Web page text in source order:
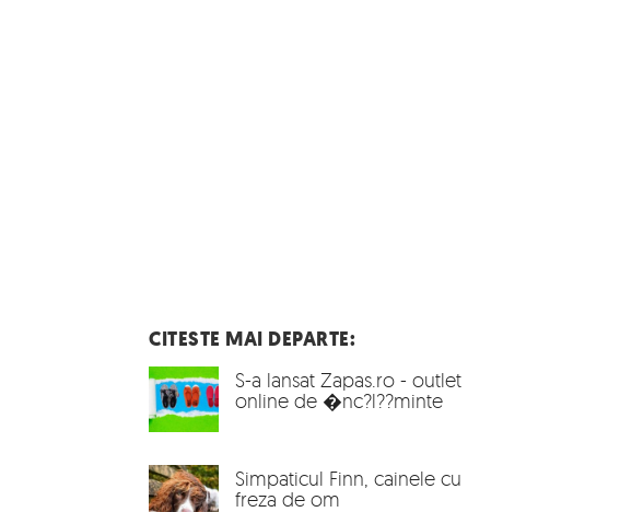
CITESTE MAI DEPARTE:
S-a lansat Zapas.ro - outlet
online de �nc?l??minte
Simpaticul Finn, cainele cu
freza de om